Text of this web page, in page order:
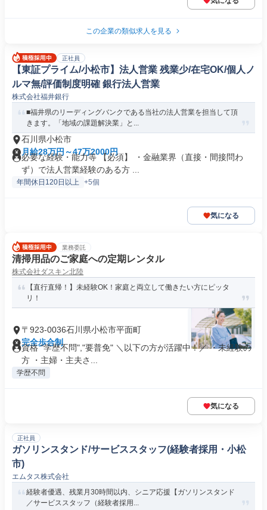
この企業の類似求人を見る
正社員
【東証プライム/小松市】法人営業 残業少/在宅OK/個人ノ
ルマ無/評価制度明確 銀行法人営業
株式会社福井銀行
■福井県のリーディングバンクである当社の法人営業を担当して頂
きます。「地域の課題解決業」と...
石川県小松市
月給28万円～47万2000円
必要な経験・能力等 【必須】 ・金融業界（直接・間接問わ
ず）で法人営業経験のある方 ...
年間休日120日以上 +5個
気になる
業務委託
清掃用品のご家庭への定期レンタル
株式会社ダスキン北陸
【直行直帰！】未経験OK！家庭と両立して働きたい方にピッタ
リ！
〒923-0036石川県小松市平面町
完全歩合制
資格 "学歴不問","要普免" ＼以下の方が活躍中！／ ・未経験の
方 ・主婦・主夫さ...
学歴不問
気になる
正社員
ガソリンスタンド/サービススタッフ(経験者採用・小松
市)
エムタス株式会社
経験者優遇、残業月30時間以内、シニア応援【ガソリンスタンド
／サービススタッフ（経験者採用...